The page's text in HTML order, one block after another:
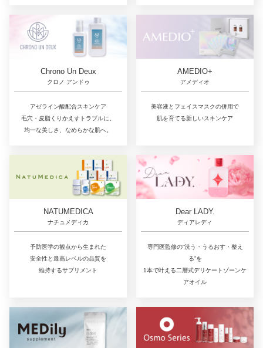
Chrono Un Deux
クロノ アンドゥ
アゼライン酸配合スキンケア
毛穴・皮脂くりかえすトラブルに。
均一な美しさ、なめらかな肌へ。
AMEDIO+
アメディオ
美容液とフェイスマスクの併用で
肌を育てる新しいスキンケア
NATUMEDICA
ナチュメディカ
予防医学の観点から生まれた
安全性と最高レベルの品質を
維持するサプリメント
Dear LADY.
ディアレディ
専門医監修の“洗う・うるおす・整え
る”を
1本で叶える二層式デリケートゾーンケ
アオイル